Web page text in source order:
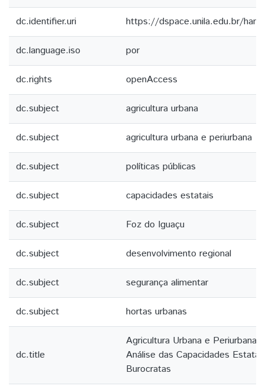
dc.identifier.uri https://dspace.unila.edu.br/
dc.language.iso por
dc.rights openAccess
dc.subject agricultura urbana
dc.subject agricultura urbana e periurbana
dc.subject políticas públicas
dc.subject capacidades estatais
dc.subject Foz do Iguaçu
dc.subject desenvolvimento regional
dc.subject segurança alimentar
dc.subject hortas urbanas
dc.title
Agricultura Urbana e Periurbana
Análise das Capacidades
Burocratas